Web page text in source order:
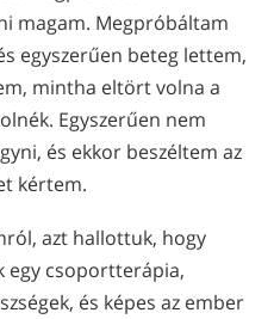
magam. Megpróbáltam
egyszerűen beteg lettem,
mintha eltört volna a
Egyszerűen nem
és ekkor beszéltem az
kértem.
azt hallottuk, hogy
egy csoportterápia,
és képes az ember